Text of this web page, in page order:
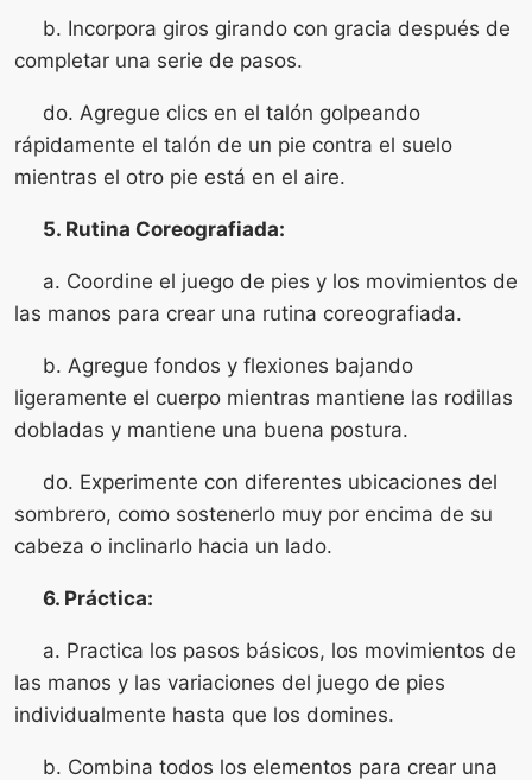
b. Incorpora giros girando con gracia después de
completar una serie de pasos.
do. Agregue clics en el talón golpeando
rápidamente el talón de un pie contra el suelo
mientras el otro pie está en el aire.
5. Rutina Coreografiada:
a. Coordine el juego de pies y los movimientos de
las manos para crear una rutina coreografiada.
b. Agregue fondos y flexiones bajando
ligeramente el cuerpo mientras mantiene las rodillas
dobladas y mantiene una buena postura.
do. Experimente con diferentes ubicaciones del
sombrero, como sostenerlo muy por encima de su
cabeza o inclinarlo hacia un lado.
6. Práctica:
a. Practica los pasos básicos, los movimientos de
las manos y las variaciones del juego de pies
individualmente hasta que los domines.
b. Combina todos los elementos para crear una